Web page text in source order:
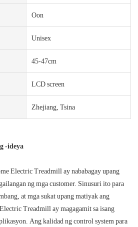
Oon
Unisex
45-47cm
LCD screen
Zhejiang, Tsina
-ideya
Electric Treadmill ay nababagay upang
ng mga customer. Sinusuri ito para
at mga sukat upang matiyak ang
Treadmill ay magagamit sa isang
Ang kalidad ng control system para